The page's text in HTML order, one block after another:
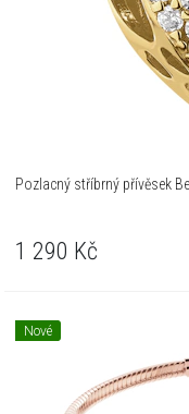
Pozlacný stříbrný přívěsek
1 290 Kč
Nové